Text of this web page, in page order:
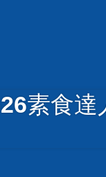
素食達